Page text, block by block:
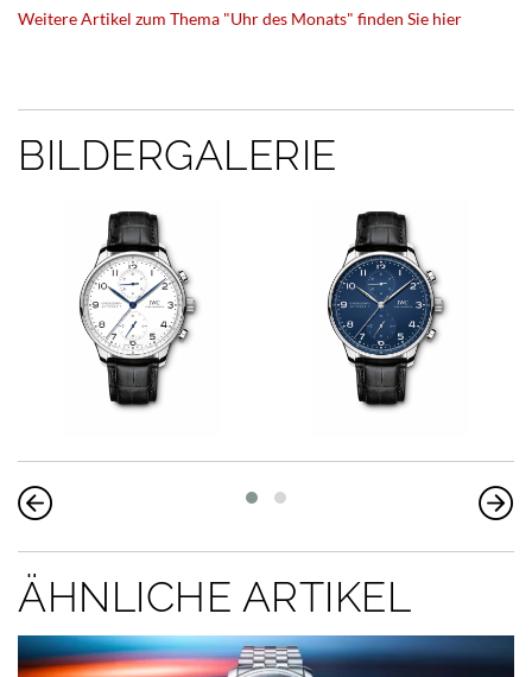
Weitere Artikel zum Thema "Uhr des Monats" finden Sie hier
BILDERGALERIE
ÄHNLICHE ARTIKEL